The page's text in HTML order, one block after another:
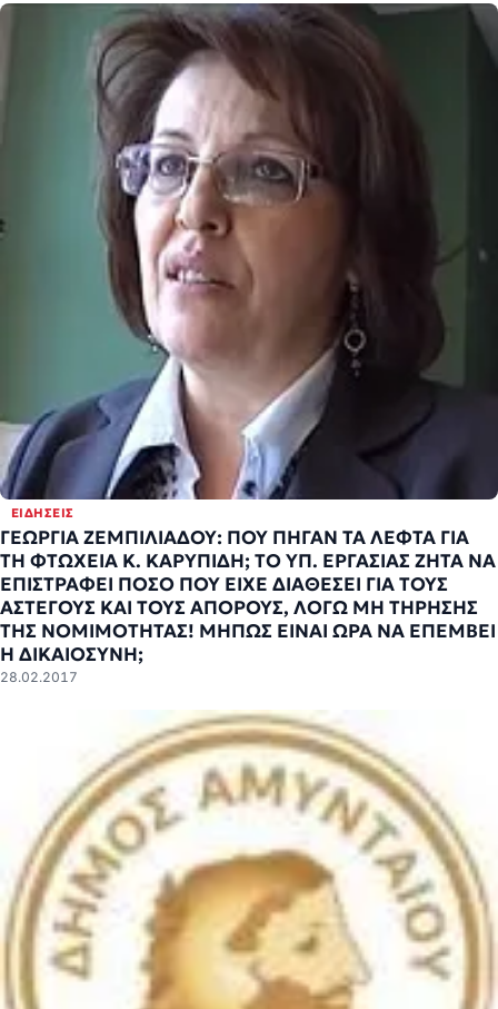
ΕΙΔΉΣΕΙΣ
ΓΕΩΡΓΙΑ ΖΕΜΠΙΛΙΑΔΟΥ: ΠΟΥ ΠΗΓΑΝ ΤΑ ΛΕΦΤΑ ΓΙΑ
ΤΗ ΦΤΩΧΕΙΑ Κ. ΚΑΡΥΠΙΔΗ; ΤΟ ΥΠ. ΕΡΓΑΣΙΑΣ ΖΗΤΑ ΝΑ
ΕΠΙΣΤΡΑΦΕΙ ΠΟΣΟ ΠΟΥ ΕΙΧΕ ΔΙΑΘΕΣΕΙ ΓΙΑ ΤΟΥΣ
ΑΣΤΕΓΟΥΣ ΚΑΙ ΤΟΥΣ ΑΠΟΡΟΥΣ, ΛΟΓΩ ΜΗ ΤΗΡΗΣΗΣ
ΤΗΣ ΝΟΜΙΜΟΤΗΤΑΣ! ΜΗΠΩΣ ΕΙΝΑΙ ΩΡΑ ΝΑ ΕΠΕΜΒΕΙ
Η ΔΙΚΑΙΟΣΥΝΗ;
28.02.2017